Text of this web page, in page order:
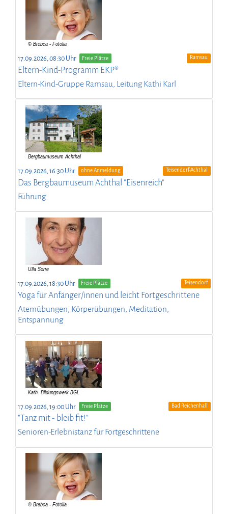
17.09.2026, 08:30 Uhr Freie Plätze Ramsau
Eltern-Kind-Programm EKP®
Eltern-Kind-Gruppe Ramsau, Leitung Kathi Karl
17.09.2026, 16:30 Uhr ohne Anmeldung Teisendorf-Achthal
Das Bergbaumuseum Achthal "Eisenreich"
Führung
17.09.2026, 18:30 Uhr Freie Plätze Teisendorf
Yoga für Anfänger/innen und leicht Fortgeschrittene
Atemübungen, Körperübungen, Meditation,
Entspannung
17.09.2026, 19:00 Uhr Freie Plätze Bad Reichenhall
"Tanz mit - bleib fit!"
Senioren-Erlebnistanz für Fortgeschrittene